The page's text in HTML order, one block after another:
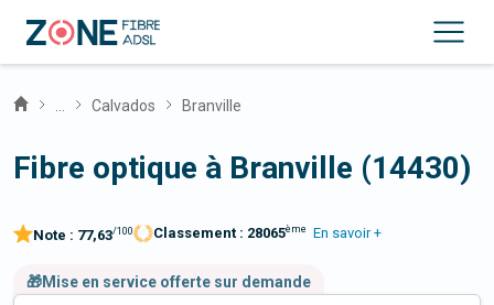
Calvados Branville
Fibre optique à Branville (14430)
Note : 77,63/100 Classement : 28065ème En savoir +
🎁Mise en service offerte sur demande